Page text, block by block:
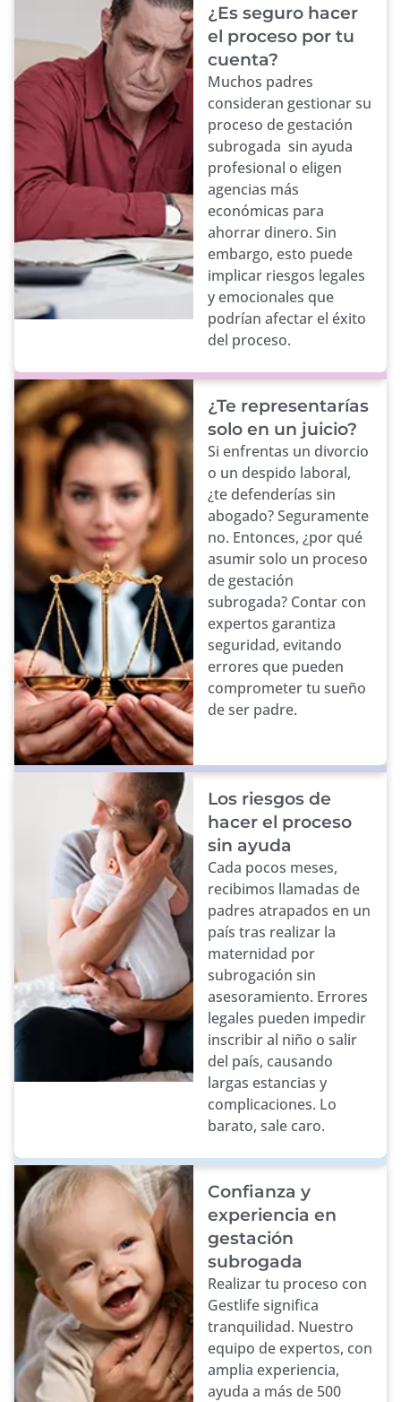
¿Es seguro hacer
el proceso por tu
cuenta?
Muchos padres
consideran gestionar su
proceso de gestación
subrogada sin ayuda
profesional o eligen
agencias más
económicas para
ahorrar dinero. Sin
embargo, esto puede
implicar riesgos legales
y emocionales que
podrían afectar el éxito
del proceso.
¿Te representarías
solo en un juicio?
Si enfrentas un divorcio
o un despido laboral,
¿te defenderías sin
abogado? Seguramente
no. Entonces, ¿por qué
asumir solo un proceso
de gestación
subrogada? Contar con
expertos garantiza
seguridad, evitando
errores que pueden
comprometer tu sueño
de ser padre.
Los riesgos de
hacer el proceso
sin ayuda
Cada pocos meses,
recibimos llamadas de
padres atrapados en un
país tras realizar la
maternidad por
subrogación sin
asesoramiento. Errores
legales pueden impedir
inscribir al niño o salir
del país, causando
largas estancias y
complicaciones. Lo
barato, sale caro.
Confianza y
experiencia en
gestación
subrogada
Realizar tu proceso con
Gestlife significa
tranquilidad. Nuestro
equipo de expertos, con
amplia experiencia,
ayuda a más de 500